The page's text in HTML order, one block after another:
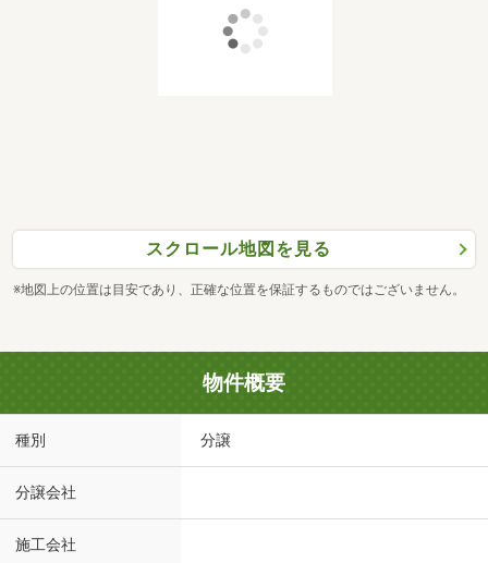
スクロール地図を見る
※地図上の位置は目安であり、正確な位置を保証するものではございません。
物件概要
種別 分譲
分譲会社
施工会社